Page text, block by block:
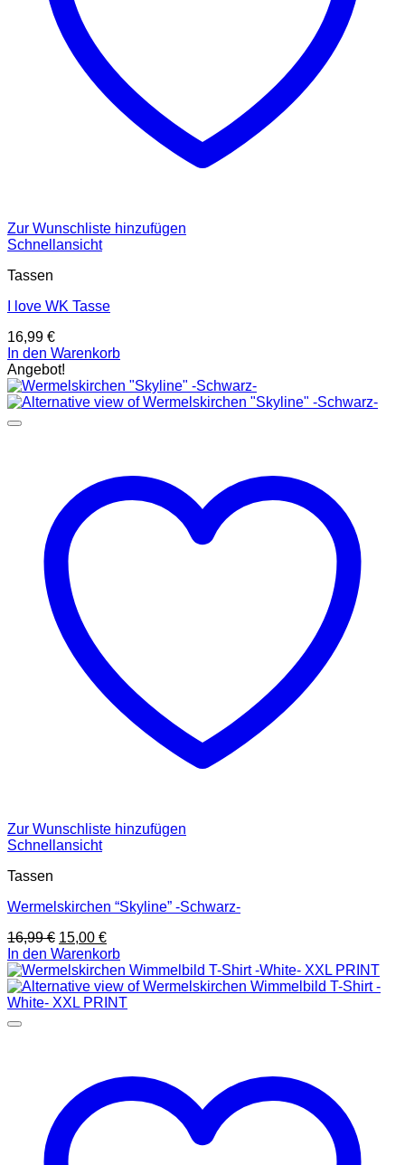
Zur Wunschliste hinzufügen
Schnellansicht
Tassen
I love WK Tasse
16,99 €
In den Warenkorb
Angebot!
Zur Wunschliste hinzufügen
Schnellansicht
Tassen
Wermelskirchen “Skyline” -Schwarz-
16,99€ Ursprünglicher
Preis
war:
16,99 €
15,00 €Aktueller
Preis
ist:
15,00 €.
In den Warenkorb